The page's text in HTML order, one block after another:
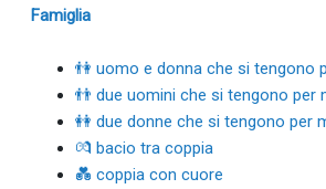
Famiglia
👫 uomo e donna che si tengono
👬 due uomini che si tengono per
👭 due donne che si tengono per
💏 bacio tra coppia
💑 coppia con cuore